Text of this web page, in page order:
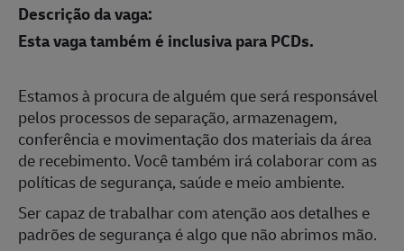
Descrição da vaga:
Esta vaga também é inclusiva para PCDs.
Estamos à procura de alguém que será responsável
pelos processos de separação, armazenagem,
conferência e movimentação dos materiais da área
de recebimento. Você também irá colaborar com as
políticas de segurança, saúde e meio ambiente.
Ser capaz de trabalhar com atenção aos detalhes e
padrões de segurança é algo que não abrimos mão.